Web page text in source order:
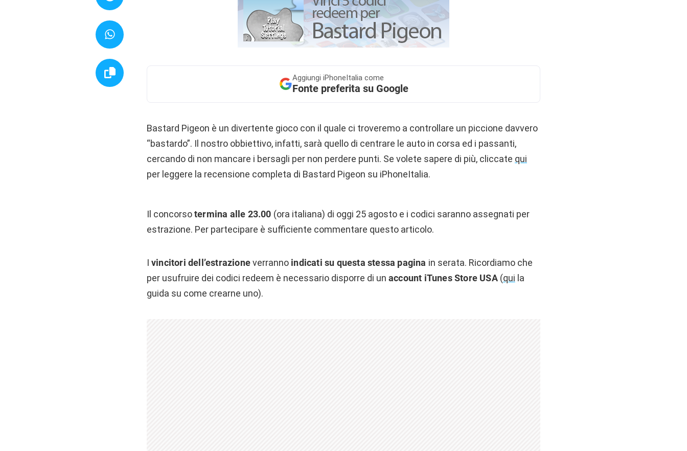
Aggiungi iPhoneItalia come
Fonte preferita su Google
Bastard Pigeon è un divertente gioco con il quale ci troveremo a controllare un piccione davvero
“bastardo”. Il nostro obbiettivo, infatti, sarà quello di centrare le auto in corsa ed i passanti,
cercando di non mancare i bersagli per non perdere punti. Se volete sapere di più, cliccate qui
per leggere la recensione completa di Bastard Pigeon su iPhoneItalia.
Il concorsotermina alle 23.00 (ora italiana) di oggi 25 agosto e i codici saranno assegnati per
estrazione. Per partecipare è sufficiente commentare questo articolo.
I vincitori dell’estrazioneverranno indicati su questa stessa pagina in serata. Ricordiamo che
per usufruire dei codici redeem è necessario disporre di un account iTunes Store USA(qui la
guida su come crearne uno).